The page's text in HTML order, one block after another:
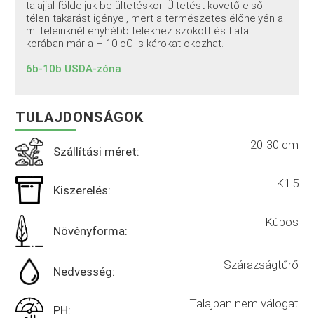
talajjal földeljük be ültetéskor. Ültetést követő első
télen takarást igényel, mert a természetes élőhelyén a
mi teleinknél enyhébb telekhez szokott és fiatal
korában már a – 10 oC is károkat okozhat.
6b-10b USDA-zóna
TULAJDONSÁGOK
Szállítási méret: 20-30 cm
Kiszerelés: K1.5
Növényforma:
Kúpos
Nedvesség: Szárazságtűrő
PH: Talajban nem válogat